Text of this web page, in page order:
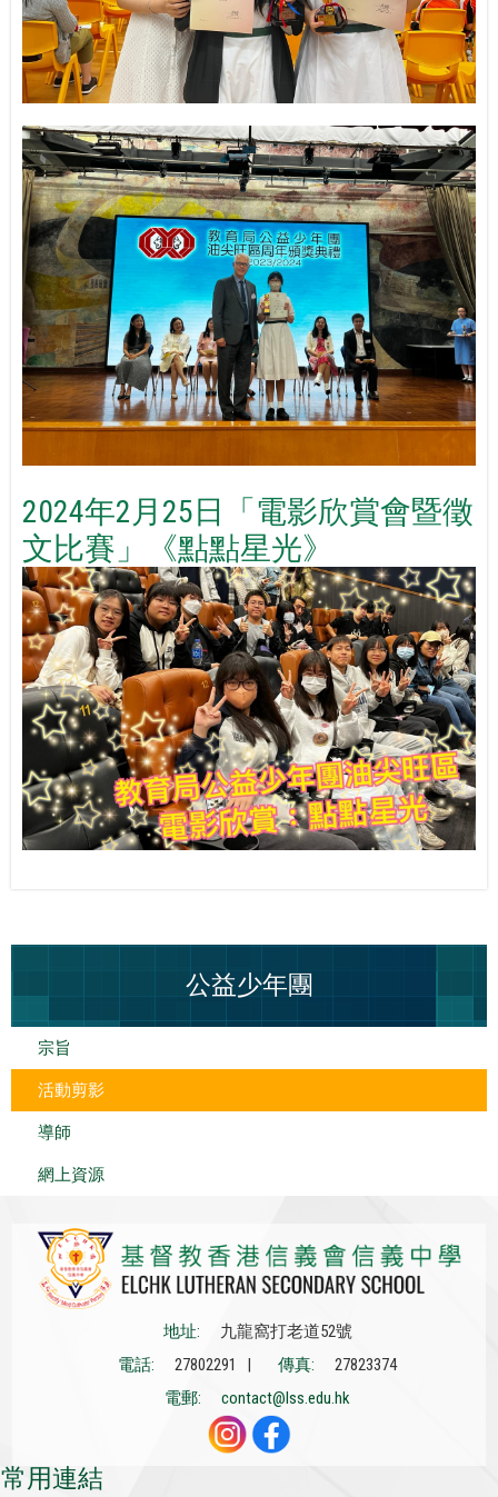
2024年2月25日「電影欣賞會暨徵
文比賽」《點點星光》
公益少年團
宗旨
活動剪影
導師
網上資源
地址:
九龍窩打老道52號
電話:
27802291 | 傳真:
27823374
電郵:
contact@lss.edu.hk
常用連結